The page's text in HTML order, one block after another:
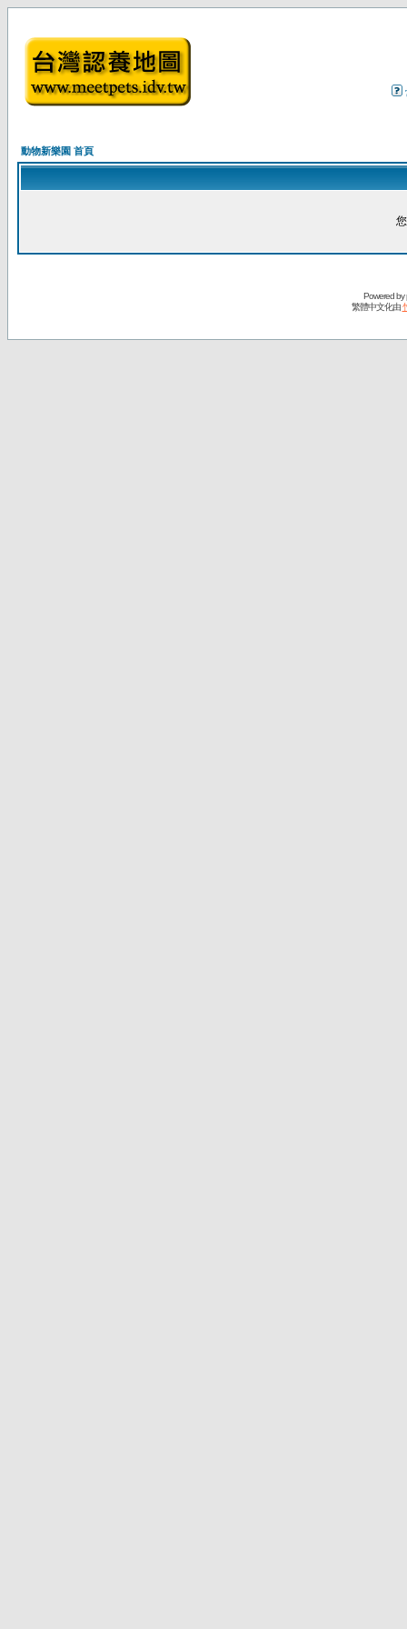
動物新樂園 首頁
Powered by
繁體中文化由